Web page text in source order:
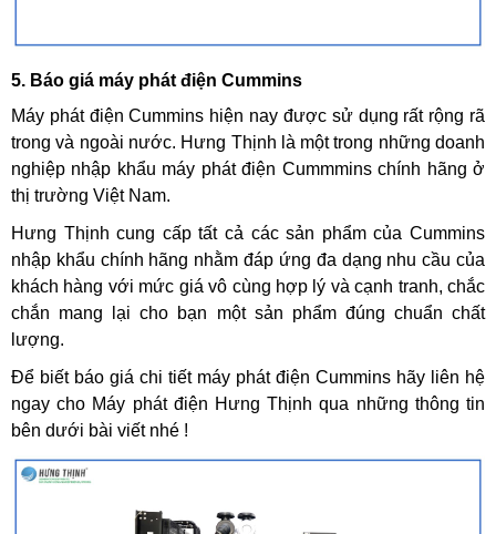
5. Báo giá máy phát điện Cummins
Máy phát điện Cummins hiện nay được sử dụng rất rộng rã
trong và ngoài nước. Hưng Thịnh là một trong những doanh
nghiệp nhập khẩu máy phát điện Cummmins chính hãng ở
thị trường Việt Nam.
Hưng Thịnh cung cấp tất cả các sản phẩm của Cummins
nhập khẩu chính hãng nhằm đáp ứng đa dạng nhu cầu của
khách hàng với mức giá vô cùng hợp lý và cạnh tranh, chắc
chắn mang lại cho bạn một sản phẩm đúng chuẩn chất
lượng.
Để biết báo giá chi tiết máy phát điện Cummins hãy liên hệ
ngay cho Máy phát điện Hưng Thịnh qua những thông tin
bên dưới bài viết nhé !